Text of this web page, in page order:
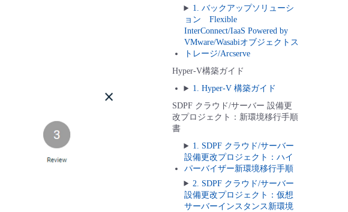
1. バックアップソリューシ
ョン Flexible
InterConnect/IaaS Powered by
VMware/Wasabiオブジェクトス
トレージ/Arcserve
Hyper-V構築ガイド
1. Hyper-V 構築ガイド
SDPF クラウド/サーバー 設備更
改プロジェクト：新環境移行手順
書
1. SDPF クラウド/サーバー
設備更改プロジェクト：ハイ
パーバイザー新環境移行手順
2. SDPF クラウド/サーバー
設備更改プロジェクト：仮想
サーバーインスタンス新環境